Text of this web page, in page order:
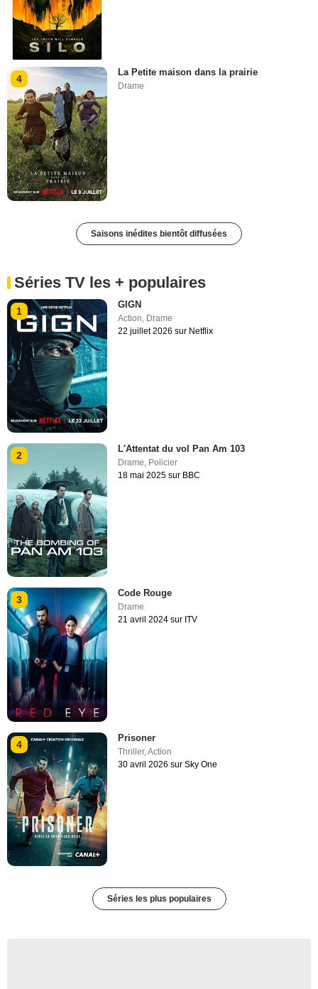
4
La Petite maison dans la prairie
Drame
Saisons inédites bientôt diffusées
Séries TV les + populaires
1
GIGN
Action Drame
22 juillet 2026 sur Netflix
2
L'Attentat du vol Pan Am 103
Drame, Policier
18 mai 2025 sur BBC
3
Code Rouge
Drame
21 avril 2024 sur ITV
4
Prisoner
Thriller,Action
30 avril 2026 sur Sky One
Séries les plus populaires